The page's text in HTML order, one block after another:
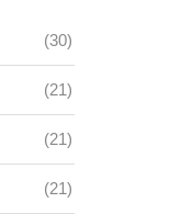
(30)
(21)
(21)
(21)